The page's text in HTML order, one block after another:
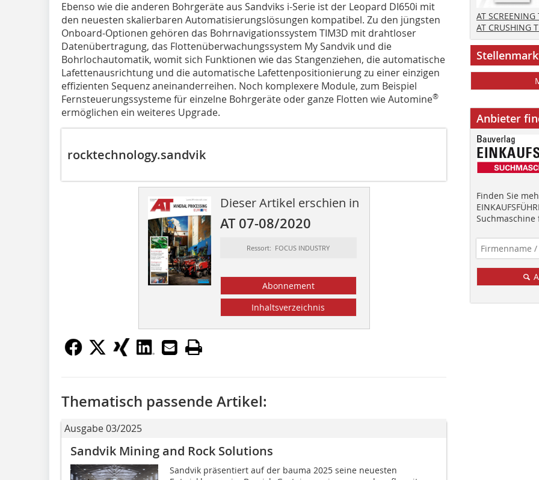
Ebenso wie die anderen Bohrgeräte aus Sandviks i-Serie ist der Leopard DI650i mit
den neuesten skalierbaren Automatisierungslösungen kompatibel. Zu den jüngsten
Onboard-Optionen gehören das Bohrnavigationssystem TIM3D mit drahtloser
Datenübertragung, das Flottenüberwachungssystem My Sandvik und die
Bohrlochautomatik, womit sich Funktionen wie das Stangenziehen, die automatische
Lafettenausrichtung und die automatische Lafettenpositionierung zu einer einzigen
effizienten Sequenz aneinanderreihen. Noch komplexere Module, zum Beispiel
Fernsteuerungssysteme für einzelne Bohrgeräte oder ganze Flotten wie Automine®
ermöglichen ein weiteres Upgrade.
rocktechnology.sandvik
Dieser Artikel erschien in
AT 07-08/2020
Ressort: FOCUS INDUSTRY
Abonnement
Inhaltsverzeichnis
Thematisch passende Artikel:
Ausgabe 03/2025
Sandvik Mining and Rock Solutions
Sandvik präsentiert auf der bauma 2025 seine neuesten
AT
AT CRUSHING
Anbieter
Finden Sie